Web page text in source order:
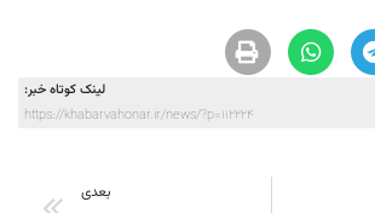
لینک کوتاه خبر:
https://khabarvahonar.ir/news/?p=112224
بعدی